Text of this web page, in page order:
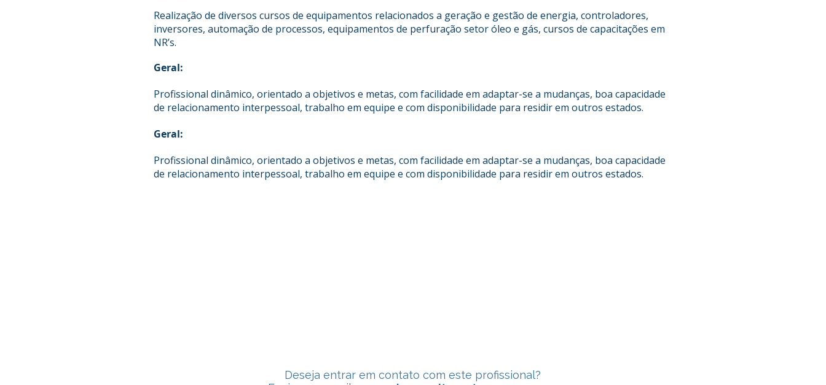
Realização de diversos cursos de equipamentos relacionados a geração e gestão de energia, controladores,
inversores, automação de processos, equipamentos de perfuração setor óleo e gás, cursos de capacitações em
NR’s.
Geral:
Profissional dinâmico, orientado a objetivos e metas, com facilidade em adaptar-se a mudanças, boa capacidade
de relacionamento interpessoal, trabalho em equipe e com disponibilidade para residir em outros estados.
Geral:
Profissional dinâmico, orientado a objetivos e metas, com facilidade em adaptar-se a mudanças, boa capacidade
de relacionamento interpessoal, trabalho em equipe e com disponibilidade para residir em outros estados.
Deseja entrar em contato com este profissional?